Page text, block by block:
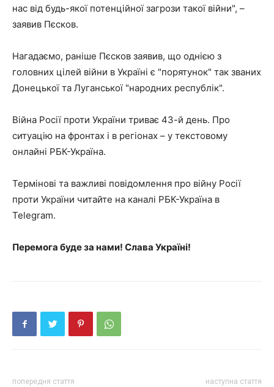
нас від будь-якої потенційної загрози такої війни", –
заявив Пєсков.
Нагадаємо, раніше Пєсков заявив, що однією з
головних цілей війни в Україні є "порятунок" так званих
Донецької та Луганської "народних республік".
Війна Росії проти України триває 43-й день. Про
ситуацію на фронтах і в регіонах – у текстовому
онлайні РБК-Україна.
Термінові та важливі повідомлення про війну Росії
проти України читайте на каналі РБК-Україна в
Telegram.
Перемога буде за нами! Слава Україні!
попередня стаття наступна стаття